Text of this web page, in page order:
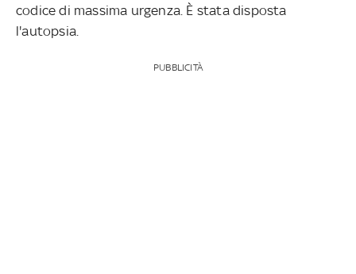
codice di massima urgenza. È stata disposta
l'autopsia.
PUBBLICITÀ